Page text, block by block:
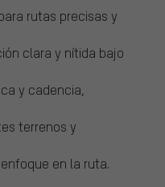
rutas precisas y
clara y nítida bajo
y cadencia,
terrenos y
en la ruta.